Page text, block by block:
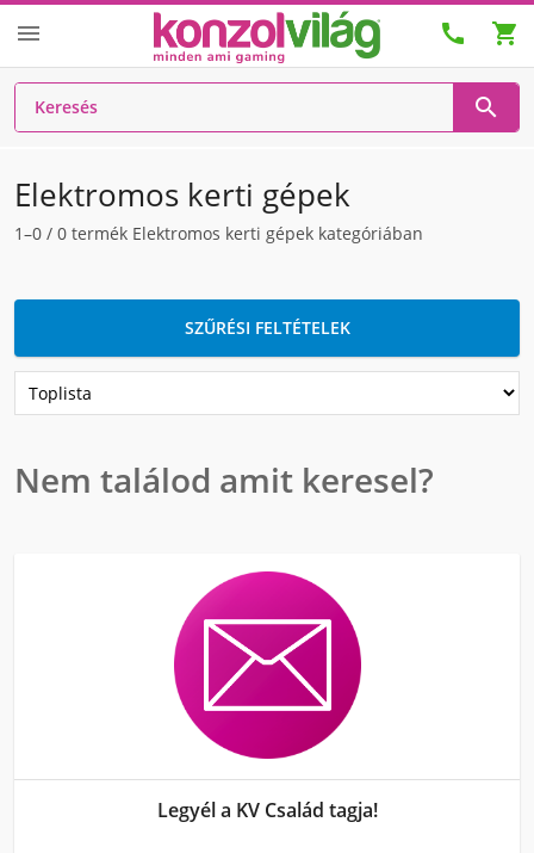
  

Elektromos kerti gépek
1–0 / 0 termék Elektromos kerti gépek kategóriában
SZŰRÉSI FELTÉTELEK
Nem találod amit keresel?
Legyél a KV Család tagja!